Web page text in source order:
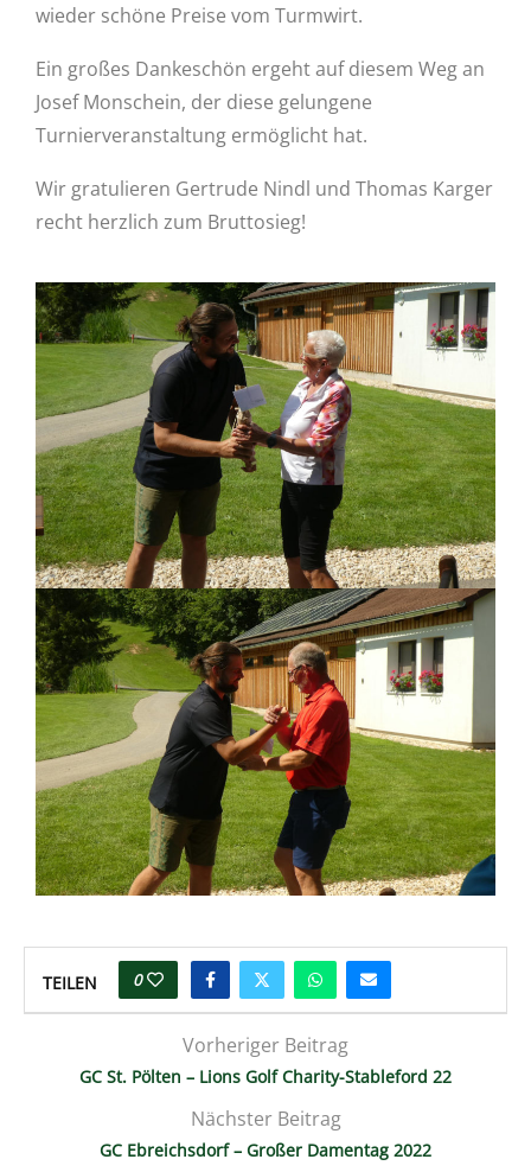
wieder schöne Preise vom Turmwirt.
Ein großes Dankeschön ergeht auf diesem Weg an
Josef Monschein, der diese gelungene
Turnierveranstaltung ermöglicht hat.
Wir gratulieren Gertrude Nindl und Thomas Karger
recht herzlich zum Bruttosieg!
TEILEN 0
Vorheriger Beitrag
GC St. Pölten – Lions Golf Charity-Stableford 22
Nächster Beitrag
GC Ebreichsdorf – Großer Damentag 2022